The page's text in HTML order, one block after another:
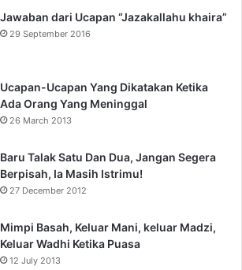
Jawaban dari Ucapan “Jazakallahu khaira”
29 September 2016
Ucapan-Ucapan Yang Dikatakan Ketika
Ada Orang Yang Meninggal
26 March 2013
Baru Talak Satu Dan Dua, Jangan Segera
Berpisah, Ia Masih Istrimu!
27 December 2012
Mimpi Basah, Keluar Mani, keluar Madzi,
Keluar Wadhi Ketika Puasa
12 July 2013